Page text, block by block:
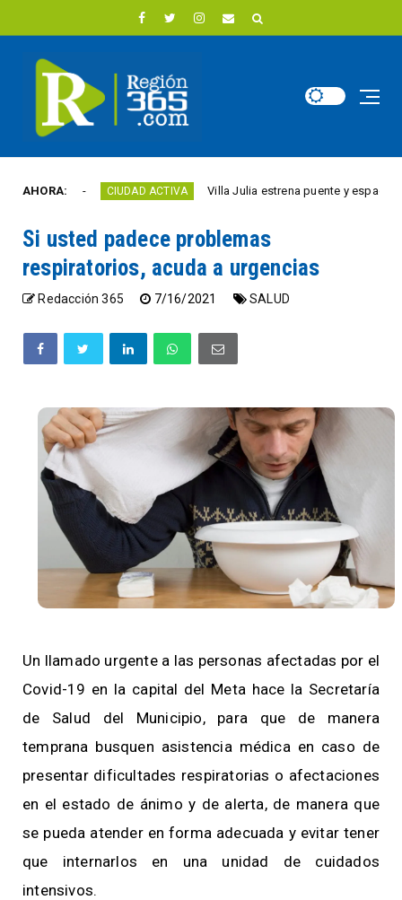
AHORA:CIUDAD ACTIVA Villa Julia estrena puente y espacios
Si usted padece problemas
respiratorios, acuda a urgencias
Redacción 365 7/16/2021 SALUD
Un llamado urgente a las personas afectadas por el
Covid-19 en la capital del Meta hace la Secretaría
de Salud del Municipio, para que de manera
temprana busquen asistencia médica en caso de
presentar dificultades respiratorias o afectaciones
en el estado de ánimo y de alerta, de manera que
se pueda atender en forma adecuada y evitar tener
que internarlos en una unidad de cuidados
intensivos.